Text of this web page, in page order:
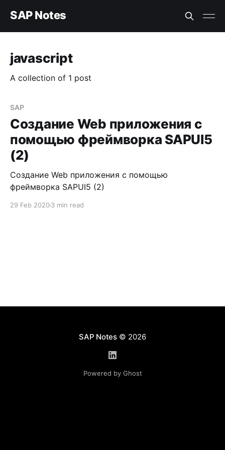
SAP Notes
javascript
A collection of 1 post
SAP
Создание Web приложения с
помощью фреймворка SAPUI5
(2)
Создание Web приложения с помощью
фреймворка SAPUI5 (2)
29 Feb 20203 min read
SAP Notes© 2026
Powered by Ghost